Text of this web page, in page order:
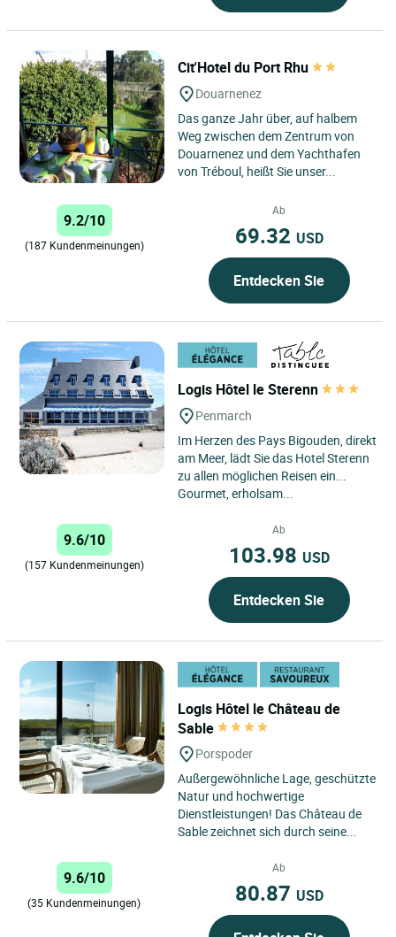
Cit'Hotel du Port Rhu
Douarnenez
Das ganze Jahr über, auf halbem
Weg zwischen dem Zentrum von
Douarnenez und dem Yachthafen
von Tréboul, heißt Sie unser...
9.2/10
(187 Kundenmeinungen)
Ab
69.32 USD
Entdecken Sie
Logis Hôtel le Sterenn
Penmarch
Im Herzen des Pays Bigouden, direkt
am Meer, lädt Sie das Hotel Sterenn
zu allen möglichen Reisen ein...
Gourmet, erholsam...
9.6/10
(157 Kundenmeinungen)
Ab
103.98 USD
Entdecken Sie
Logis Hôtel le Château de
Sable
Porspoder
Außergewöhnliche Lage, geschützte
Natur und hochwertige
Dienstleistungen! Das Château de
Sable zeichnet sich durch seine...
9.6/10
(35 Kundenmeinungen)
Ab
80.87 USD